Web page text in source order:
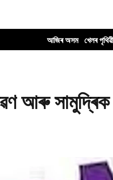
আজিৰ অসম খেলৰ পৃথিৱী
আৰু সামুদ্ৰিক